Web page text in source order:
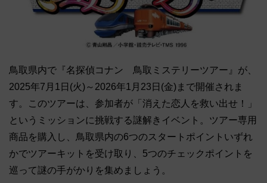
鳥取県内で『名探偵コナン 鳥取ミステリーツアー』が、
2025年7月1日(火)～2026年1月23日(金)まで開催されま
す。このツアーは、参加者が「消えた恋人を救い出せ！」
というミッションに挑戦する謎解きイベント。ツアー専用
商品を購入し、鳥取県内の6つのスタートポイントいずれ
かでツアーキットを受け取り、5つのチェックポイントを
巡って謎の手がかりを集めましょう。